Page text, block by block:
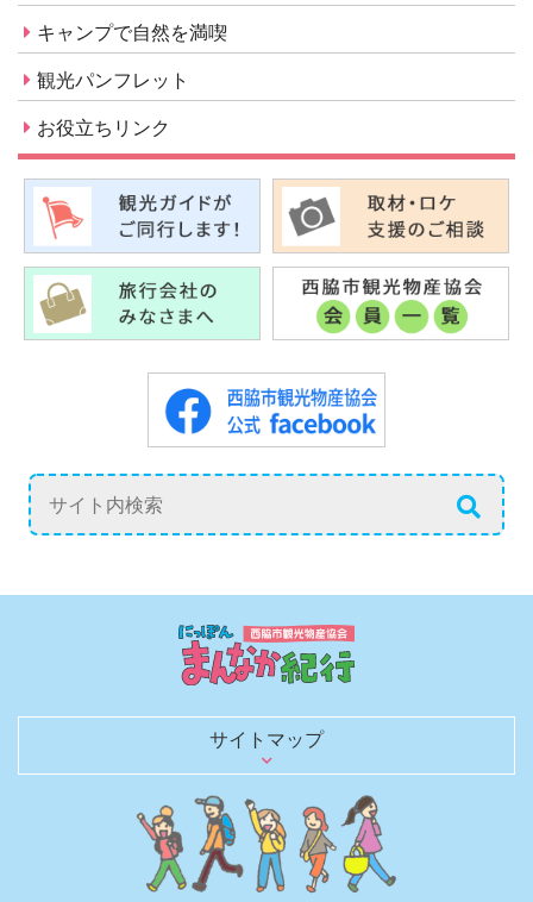
キャンプで自然を満喫
観光パンフレット
お役立ちリンク
サイトマップ
日本のまんなかを行く
歴史を語る文化財
観光スポット
お土産・買い物
レジャー・宿泊
日本のへそ到達証明書を発行
へそにちなんだグルメ＆お土産
へそにちなんだイベント
観光モデルコース
春夏秋冬 花ごよみ
四季を彩る風物詩（イベントガイド）
にしわき豆知識
体験・土産にしたい匠の技と味
のんびり泊まろう
キャンプで自然を満喫
観光パンフレット
お役立ちリンク
観光ガイドがご同行します！
取材・ロケ支援のご相談
旅行会社のみなさまへ
西脇市観光物産協会について
西脇市観光物産協会の会員一覧
西脇市へのアクセス
お知らせブログ
お問い合わせ